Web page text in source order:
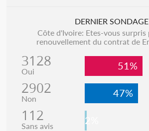
DERNIER SONDAGE
Côte d'Ivoire: Etes-vous surpris
renouvellement du contrat de
3128
Oui 51%
2902
Non 47%
112
Sans avis 2%